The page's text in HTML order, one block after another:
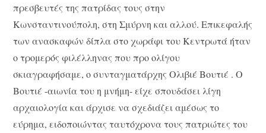
πρεσβευτές της πατρίδας τους στην
Κωνσταντινούπολη, στη Σμύρνη και αλλού. Επικεφαλής
των ανασκαφών δίπλα στο χωράφι του Κεντρωτά ήταν
ο τρομερός φιλέλληνας που προ ολίγου
σκιαγραφήσαμε, ο συνταγματάρχης Ολιβιέ Βουτιέ . Ο
Βουτιέ -αιωνία του η μνήμη- είχε σπουδάσει λίγη
αρχαιολογία και άρχισε να σχεδιάζει αμέσως το
εύρημα, ειδοποιώντας ταυτόχρονα τους πατριώτες του